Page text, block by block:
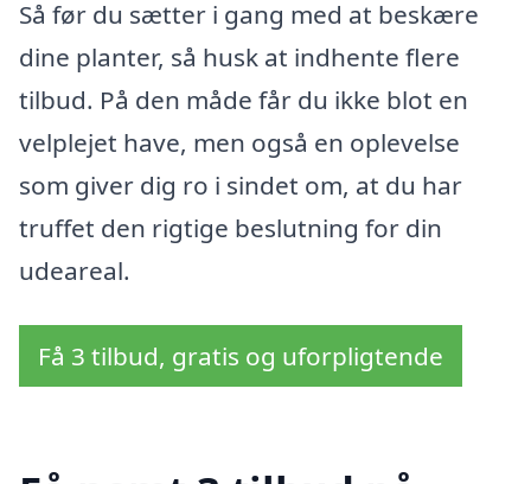
Så før du sætter i gang med at beskære
dine planter, så husk at indhente flere
tilbud. På den måde får du ikke blot en
velplejet have, men også en oplevelse
som giver dig ro i sindet om, at du har
truffet den rigtige beslutning for din
udeareal.
Få 3 tilbud, gratis og uforpligtende